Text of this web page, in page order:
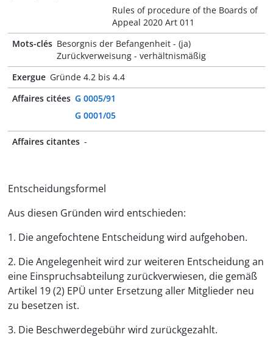
Rules of procedure of the Boards of
Appeal 2020 Art 011
Mots-clés Besorgnis der Befangenheit - (ja)
Zurückverweisung - verhältnismäßig
Exergue Gründe 4.2 bis 4.4
Affaires citées G 0005/91
G 0001/05
Affaires citantes -
Entscheidungsformel
Aus diesen Gründen wird entschieden:
1. Die angefochtene Entscheidung wird aufgehoben.
2. Die Angelegenheit wird zur weiteren Entscheidung an
eine Einspruchsabteilung zurückverwiesen, die gemäß
Artikel 19 (2) EPÜ unter Ersetzung aller Mitglieder neu
zu besetzen ist.
3. Die Beschwerdegebühr wird zurückgezahlt.